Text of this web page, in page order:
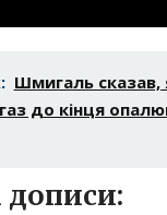
Шмигаль сказав,
до кінця
дописи: